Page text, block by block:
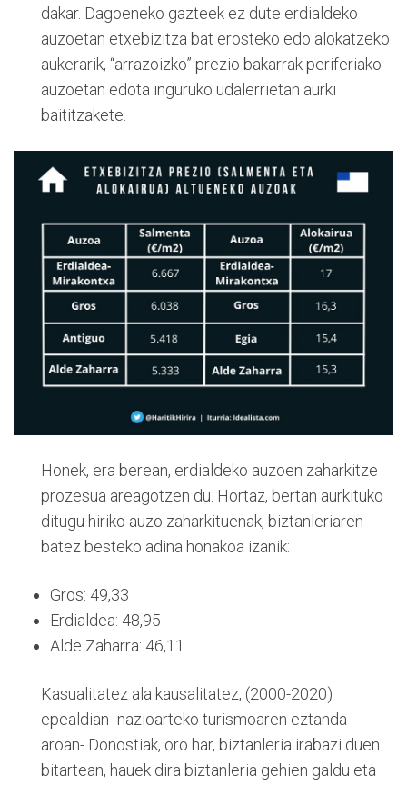
dakar. Dagoeneko gazteek ez dute erdialdeko
auzoetan etxebizitza bat erosteko edo alokatzeko
aukerarik, “arrazoizko” prezio bakarrak periferiako
auzoetan edota inguruko udalerrietan aurki
baititzakete.
Honek, era berean, erdialdeko auzoen zaharkitze
prozesua areagotzen du. Hortaz, bertan aurkituko
ditugu hiriko auzo zaharkituenak, biztanleriaren
batez besteko adina honakoa izanik:
Gros: 49,33
Erdialdea: 48,95
Alde Zaharra: 46,11
Kasualitatez ala kausalitatez, (2000-2020)
epealdian -nazioarteko turismoaren eztanda
aroan- Donostiak, oro har, biztanleria irabazi duen
bitartean, hauek dira biztanleria gehien galdu eta